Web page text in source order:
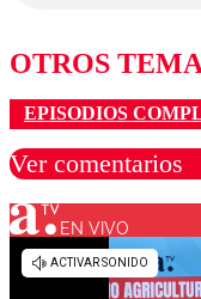
OTROS
EPISODIOS
Ver comentarios
Los
EN VIVO